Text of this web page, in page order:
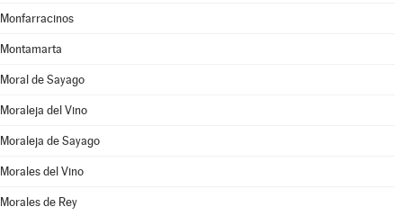
Monfarracinos
Montamarta
Moral de Sayago
Moraleja del Vino
Moraleja de Sayago
Morales del Vino
Morales de Rey